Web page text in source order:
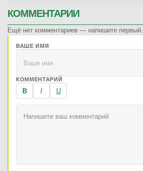
КОММЕНТАРИИ
Ещё нет комментариев — напишите первый.
ВАШЕ ИМЯ
КОММЕНТАРИЙ
B I U